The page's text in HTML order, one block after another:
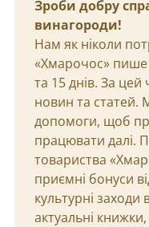
Зроби добру
винагороди!
Нам як ніколи
«Хмарочос» пише
та 15 днів. За цей
новин та статей.
допомоги, щоб
працювати далі.
товариства
приємні бонуси
культурні
актуальні